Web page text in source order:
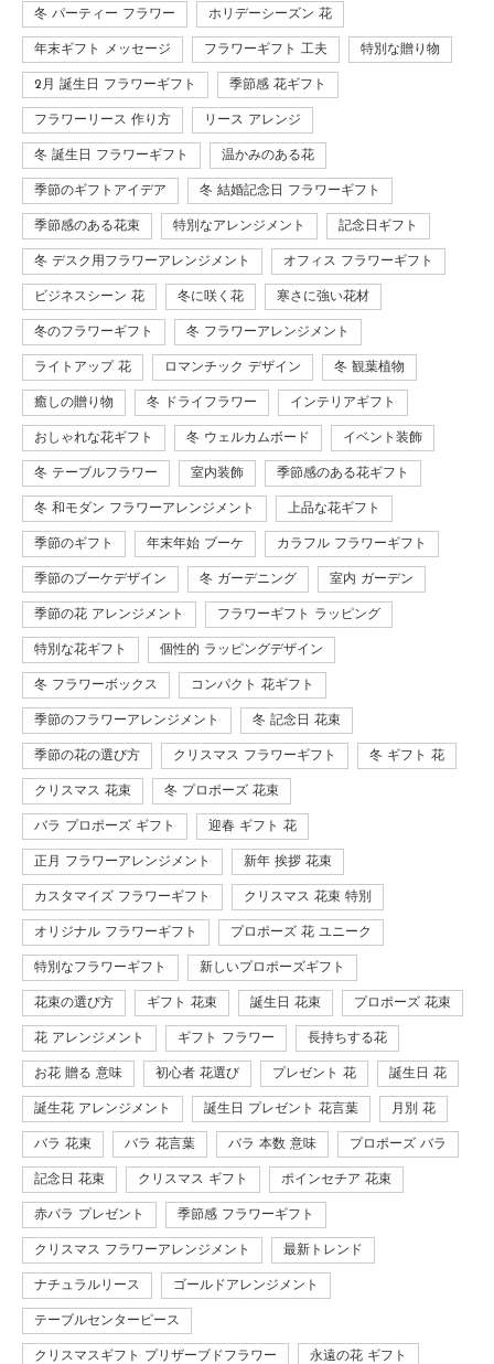
冬 パーティー フラワー ホリデーシーズン 花
年末ギフト メッセージ フラワーギフト 工夫 特別な贈り物
2月 誕生日 フラワーギフト 季節感 花ギフト
フラワーリース 作り方 リース アレンジ
冬 誕生日 フラワーギフト 温かみのある花
季節のギフトアイデア 冬 結婚記念日 フラワーギフト
季節感のある花束 特別なアレンジメント 記念日ギフト
冬 デスク用フラワーアレンジメント オフィス フラワーギフト
ビジネスシーン 花 冬に咲く花 寒さに強い花材
冬のフラワーギフト 冬 フラワーアレンジメント
ライトアップ 花 ロマンチック デザイン 冬 観葉植物
癒しの贈り物 冬 ドライフラワー インテリアギフト
おしゃれな花ギフト 冬 ウェルカムボード イベント装飾
冬 テーブルフラワー 室内装飾 季節感のある花ギフト
冬 和モダン フラワーアレンジメント 上品な花ギフト
季節のギフト 年末年始 ブーケ カラフル フラワーギフト
季節のブーケデザイン 冬 ガーデニング 室内 ガーデン
季節の花 アレンジメント フラワーギフト ラッピング
特別な花ギフト 個性的 ラッピングデザイン
冬 フラワーボックス コンパクト 花ギフト
季節のフラワーアレンジメント 冬 記念日 花束
季節の花の選び方 クリスマス フラワーギフト 冬 ギフト 花
クリスマス 花束 冬 プロポーズ 花束
バラ プロポーズ ギフト 迎春 ギフト 花
正月 フラワーアレンジメント 新年 挨拶 花束
カスタマイズ フラワーギフト クリスマス 花束 特別
オリジナル フラワーギフト プロポーズ 花 ユニーク
特別なフラワーギフト 新しいプロポーズギフト
花束の選び方 ギフト 花束 誕生日 花束 プロポーズ 花束
花 アレンジメント ギフト フラワー 長持ちする花
お花 贈る 意味 初心者 花選び プレゼント 花 誕生日 花
誕生花 アレンジメント 誕生日 プレゼント 花言葉 月別 花
バラ 花束 バラ 花言葉 バラ 本数 意味 プロポーズ バラ
記念日 花束 クリスマス ギフト ポインセチア 花束
赤バラ プレゼント 季節感 フラワーギフト
クリスマス フラワーアレンジメント 最新トレンド
ナチュラルリース ゴールドアレンジメント
テーブルセンターピース
クリスマスギフト プリザーブドフラワー 永遠の花 ギフト